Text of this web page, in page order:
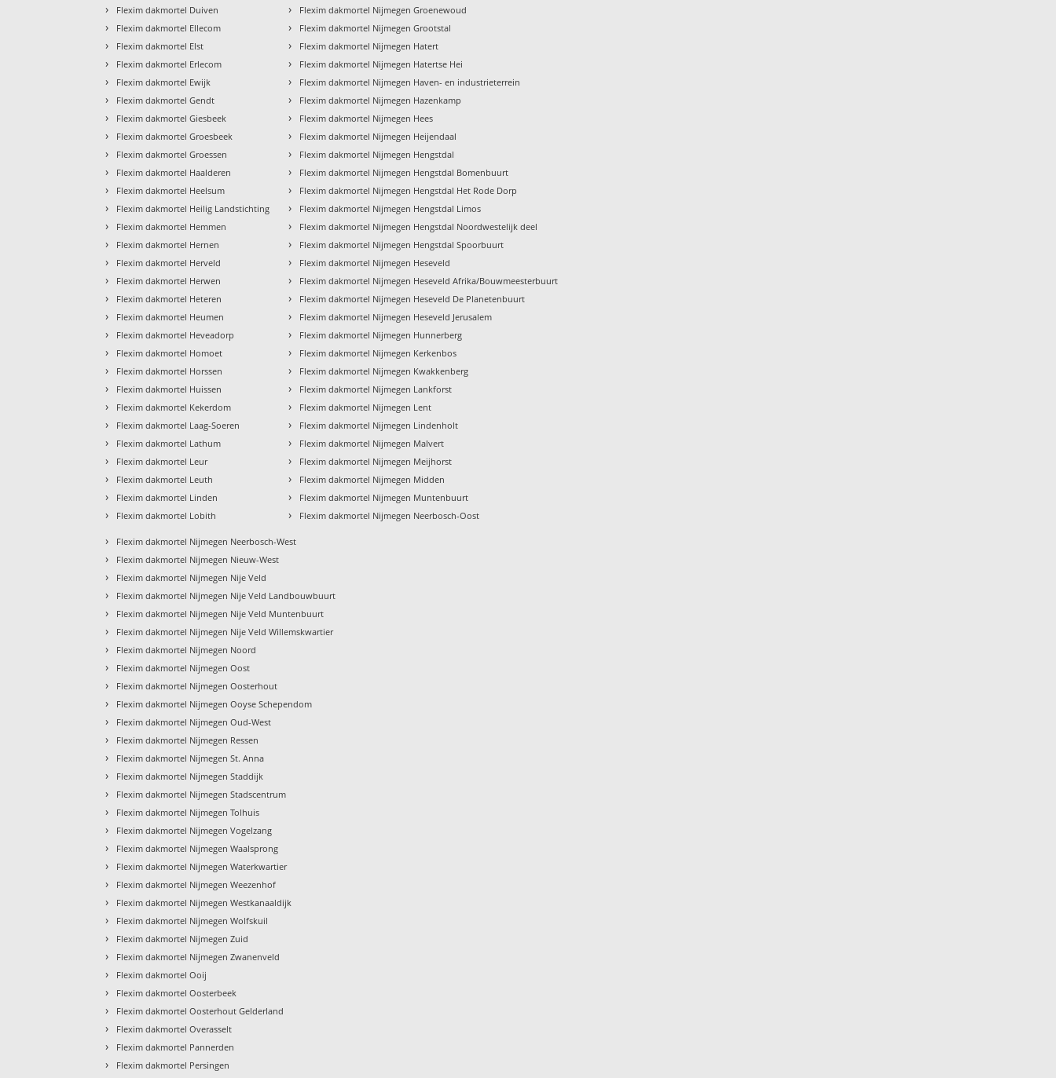
› Flexim dakmortel Duiven
› Flexim dakmortel Ellecom
› Flexim dakmortel Elst
› Flexim dakmortel Erlecom
› Flexim dakmortel Ewijk
› Flexim dakmortel Gendt
› Flexim dakmortel Giesbeek
› Flexim dakmortel Groesbeek
› Flexim dakmortel Groessen
› Flexim dakmortel Haalderen
› Flexim dakmortel Heelsum
› Flexim dakmortel Heilig Landstichting
› Flexim dakmortel Hemmen
› Flexim dakmortel Hernen
› Flexim dakmortel Herveld
› Flexim dakmortel Herwen
› Flexim dakmortel Heteren
› Flexim dakmortel Heumen
› Flexim dakmortel Heveadorp
› Flexim dakmortel Homoet
› Flexim dakmortel Horssen
› Flexim dakmortel Huissen
› Flexim dakmortel Kekerdom
› Flexim dakmortel Laag-Soeren
› Flexim dakmortel Lathum
› Flexim dakmortel Leur
› Flexim dakmortel Leuth
› Flexim dakmortel Linden
› Flexim dakmortel Lobith
› Flexim dakmortel Nijmegen Groenewoud
› Flexim dakmortel Nijmegen Grootstal
› Flexim dakmortel Nijmegen Hatert
› Flexim dakmortel Nijmegen Hatertse Hei
› Flexim dakmortel Nijmegen Haven- en industrieterrein
› Flexim dakmortel Nijmegen Hazenkamp
› Flexim dakmortel Nijmegen Hees
› Flexim dakmortel Nijmegen Heijendaal
› Flexim dakmortel Nijmegen Hengstdal
› Flexim dakmortel Nijmegen Hengstdal Bomenbuurt
› Flexim dakmortel Nijmegen Hengstdal Het Rode Dorp
› Flexim dakmortel Nijmegen Hengstdal Limos
› Flexim dakmortel Nijmegen Hengstdal Noordwestelijk deel
› Flexim dakmortel Nijmegen Hengstdal Spoorbuurt
› Flexim dakmortel Nijmegen Heseveld
› Flexim dakmortel Nijmegen Heseveld Afrika/Bouwmeesterbuurt
› Flexim dakmortel Nijmegen Heseveld De Planetenbuurt
› Flexim dakmortel Nijmegen Heseveld Jerusalem
› Flexim dakmortel Nijmegen Hunnerberg
› Flexim dakmortel Nijmegen Kerkenbos
› Flexim dakmortel Nijmegen Kwakkenberg
› Flexim dakmortel Nijmegen Lankforst
› Flexim dakmortel Nijmegen Lent
› Flexim dakmortel Nijmegen Lindenholt
› Flexim dakmortel Nijmegen Malvert
› Flexim dakmortel Nijmegen Meijhorst
› Flexim dakmortel Nijmegen Midden
› Flexim dakmortel Nijmegen Muntenbuurt
› Flexim dakmortel Nijmegen Neerbosch-Oost
› Flexim dakmortel Nijmegen Neerbosch-West
› Flexim dakmortel Nijmegen Nieuw-West
› Flexim dakmortel Nijmegen Nije Veld
› Flexim dakmortel Nijmegen Nije Veld Landbouwbuurt
› Flexim dakmortel Nijmegen Nije Veld Muntenbuurt
› Flexim dakmortel Nijmegen Nije Veld Willemskwartier
› Flexim dakmortel Nijmegen Noord
› Flexim dakmortel Nijmegen Oost
› Flexim dakmortel Nijmegen Oosterhout
› Flexim dakmortel Nijmegen Ooyse Schependom
› Flexim dakmortel Nijmegen Oud-West
› Flexim dakmortel Nijmegen Ressen
› Flexim dakmortel Nijmegen St. Anna
› Flexim dakmortel Nijmegen Staddijk
› Flexim dakmortel Nijmegen Stadscentrum
› Flexim dakmortel Nijmegen Tolhuis
› Flexim dakmortel Nijmegen Vogelzang
› Flexim dakmortel Nijmegen Waalsprong
› Flexim dakmortel Nijmegen Waterkwartier
› Flexim dakmortel Nijmegen Weezenhof
› Flexim dakmortel Nijmegen Westkanaaldijk
› Flexim dakmortel Nijmegen Wolfskuil
› Flexim dakmortel Nijmegen Zuid
› Flexim dakmortel Nijmegen Zwanenveld
› Flexim dakmortel Ooij
› Flexim dakmortel Oosterbeek
› Flexim dakmortel Oosterhout Gelderland
› Flexim dakmortel Overasselt
› Flexim dakmortel Pannerden
› Flexim dakmortel Persingen